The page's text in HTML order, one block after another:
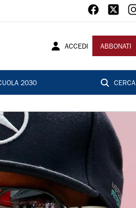
ACCEDI ABBONATI
2030 CERCA